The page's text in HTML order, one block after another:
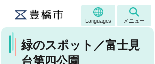
Languages メニュー
緑のスポット／富士見
台第四公園